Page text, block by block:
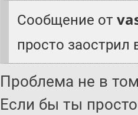
Сообщение от
просто
Проблема не в
Если бы ты